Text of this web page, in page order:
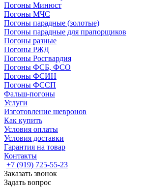
Погоны Минюст
Погоны МЧС
Погоны парадные (золотые)
Погоны парадные для прапорщиков
Погоны разные
Погоны РЖД
Погоны Росгвардия
Погоны ФСБ, ФСО
Погоны ФСИН
Погоны ФССП
Фальш-погоны
Услуги
Изготовление шевронов
Как купить
Условия оплаты
Условия доставки
Гарантия на товар
Контакты
+7 (919) 725-55-23
Заказать звонок
Задать вопрос